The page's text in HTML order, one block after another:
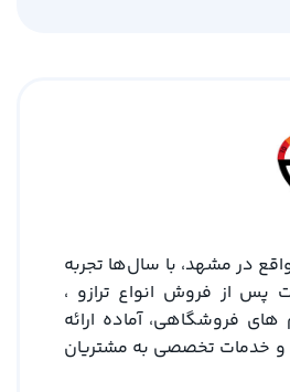
در مشهد، با سال‌ها تجربه
از فروش انواع ترازو ،
فروشگاهی، آماده ارائه
و خدمات تخصصی به مشتریان